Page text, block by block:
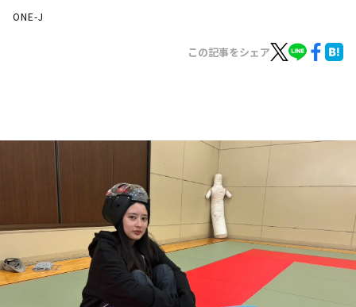
お知らせ
イベント・グッズ
YouTube
会社情報
ONE-J
この記事をシェア